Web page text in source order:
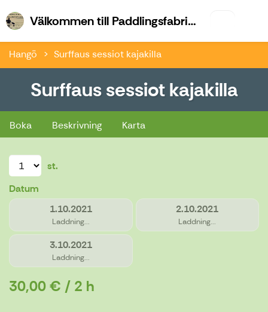
Välkommen till Paddlingsfabriken & Kajk.fi
Hangö Surffaus sessiot kajakilla
Surffaus sessiot kajakilla
Surffaus sessiot kajakilla
Boka Beskrivning Karta
st.
Datum
1.10.2021
Laddning...
2.10.2021
Laddning...
3.10.2021
Laddning...
30,00 € / 2 h